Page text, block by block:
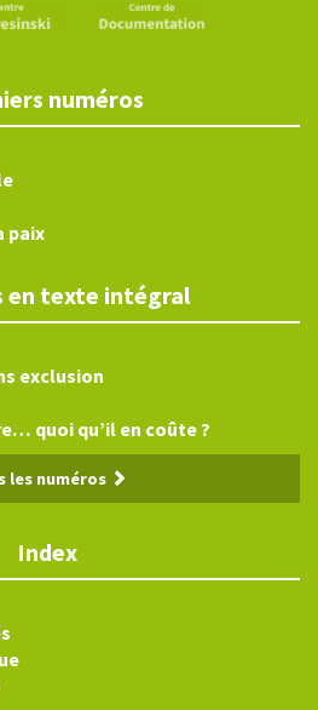
numéros
paix
en texte intégral
exclusion
quoi qu’il en coûte ?
les numéros
Index